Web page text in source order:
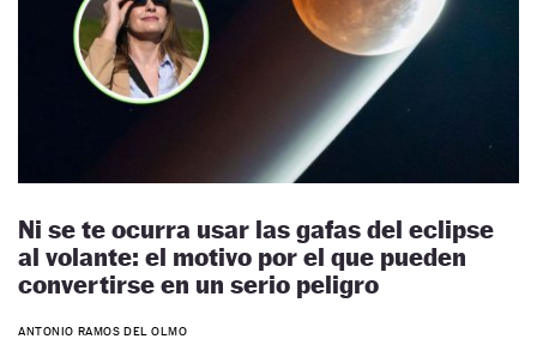
Ni se te ocurra usar las gafas del eclipse
al volante: el motivo por el que pueden
convertirse en un serio peligro
ANTONIO RAMOS DEL OLMO